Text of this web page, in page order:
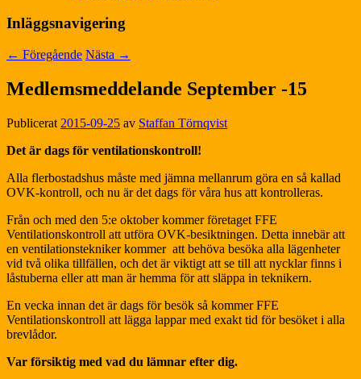
Inläggsnavigering
← Föregående Nästa →
Medlemsmeddelande September -15
Publicerat 2015-09-25 av Staffan Törnqvist
Det är dags för ventilationskontroll!
Alla flerbostadshus måste med jämna mellanrum göra en så kallad
OVK-kontroll, och nu är det dags för våra hus att kontrolleras.
Från och med den 5:e oktober kommer företaget FFE
Ventilationskontroll att utföra OVK-besiktningen. Detta innebär att
en ventilationstekniker kommer att behöva besöka alla lägenheter
vid två olika tillfällen, och det är viktigt att se till att nycklar finns i
låstuberna eller att man är hemma för att släppa in teknikern.
En vecka innan det är dags för besök så kommer FFE
Ventilationskontroll att lägga lappar med exakt tid för besöket i alla
brevlådor.
Var försiktig med vad du lämnar efter dig.